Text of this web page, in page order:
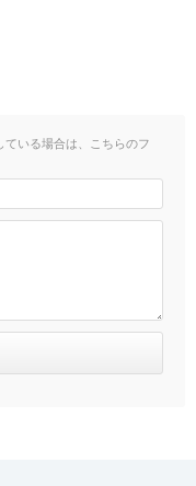
いる場合は、こちらのフ